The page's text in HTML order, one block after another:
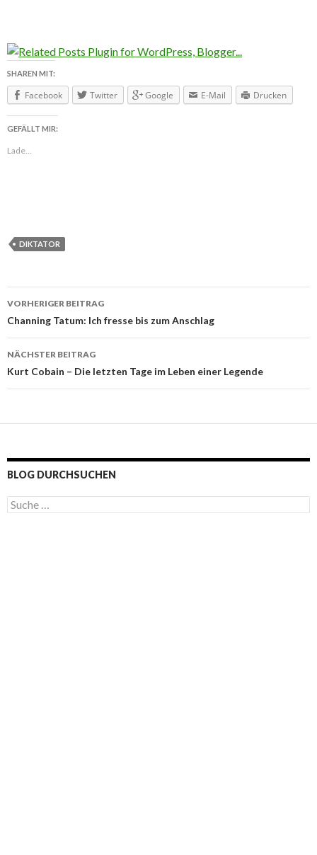
SHAREN MIT:
Facebook Twitter Google E-Mail Drucken
GEFÄLLT MIR:
Lade...
DIKTATOR
Beitragsnavigation
VORHERIGER BEITRAG
Channing Tatum: Ich fresse bis zum Anschlag
NÄCHSTER BEITRAG
Kurt Cobain – Die letzten Tage im Leben einer Legende
BLOG DURCHSUCHEN
S
u